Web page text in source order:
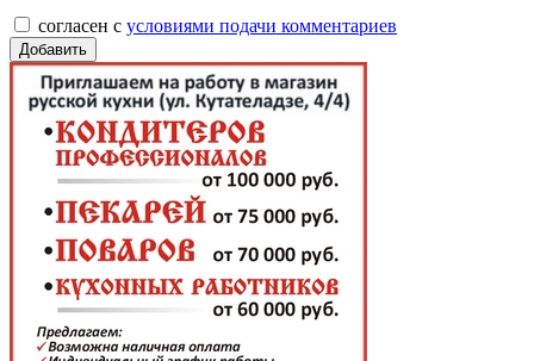
согласен с условиями подачи комментариев